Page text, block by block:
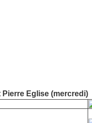
Pierre Eglise (mercredi)